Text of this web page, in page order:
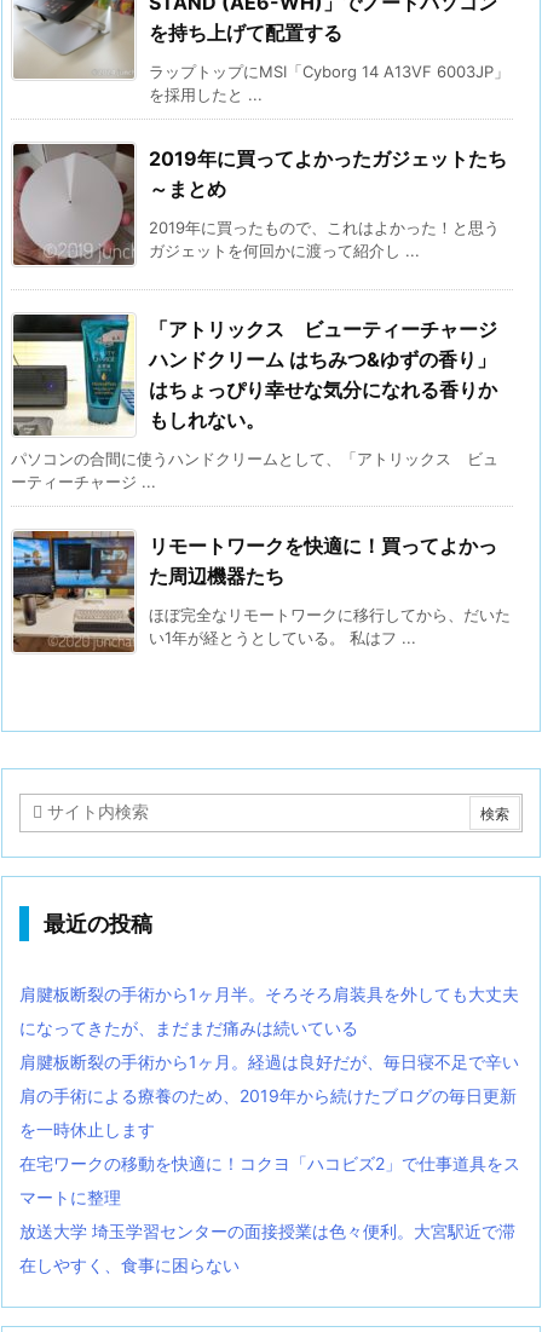
を持ち上げて配置する
ラップトップにMSI「Cyborg 14 A13VF 6003JP」
を採用したと ...
2019年に買ってよかったガジェットたち
～まとめ
2019年に買ったもので、これはよかった！と思う
ガジェットを何回かに渡って紹介し ...
「アトリックス ビューティーチャージ
ハンドクリーム はちみつ&ゆずの香り」
はちょっぴり幸せな気分になれる香りか
もしれない。
パソコンの合間に使うハンドクリームとして、「アトリックス ビュ
ーティーチャージ ...
リモートワークを快適に！買ってよかっ
た周辺機器たち
ほぼ完全なリモートワークに移行してから、だいた
い1年が経とうとしている。 私はフ ...
最近の投稿
肩腱板断裂の手術から1ヶ月半。そろそろ肩装具を外しても大丈夫
になってきたが、まだまだ痛みは続いている
肩腱板断裂の手術から1ヶ月。経過は良好だが、毎日寝不足で辛い
肩の手術による療養のため、2019年から続けたブログの毎日更新
を一時休止します
在宅ワークの移動を快適に！コクヨ「ハコビズ2」で仕事道具をス
マートに整理
放送大学 埼玉学習センターの面接授業は色々便利。大宮駅近で滞
在しやすく、食事に困らない